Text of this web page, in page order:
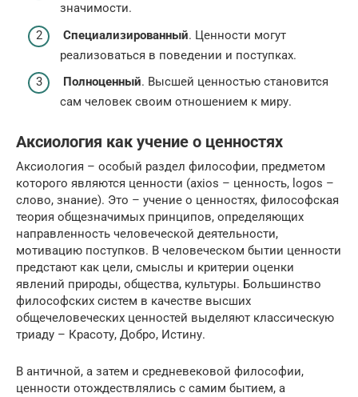
значимости.
Специализированный. Ценности могут
реализоваться в поведении и поступках.
Полноценный. Высшей ценностью становится
сам человек своим отношением к миру.
Аксиология как учение о ценностях
Аксиология – особый раздел философии, предметом
которого являются ценности (axios – ценность, logos –
cлово, знание). Это – учение о ценностях, философская
теория общезначимых принципов, определяющих
направленность человеческой деятельности,
мотивацию поступков. В человеческом бытии ценности
предстают как цели, смыслы и критерии оценки
явлений природы, общества, культуры. Большинство
философских систем в качестве высших
общечеловеческих ценностей выделяют классическую
триаду – Красоту, Добро, Истину.
В античной, а затем и средневековой философии,
ценности отождествлялись с самим бытием, а